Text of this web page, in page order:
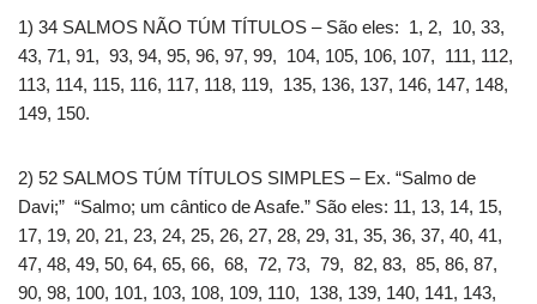
1) 34 SALMOS NÃO TÚM TÍTULOS – São eles: 1, 2, 10, 33,
43, 71, 91, 93, 94, 95, 96, 97, 99, 104, 105, 106, 107, 111, 112,
113, 114, 115, 116, 117, 118, 119, 135, 136, 137, 146, 147, 148,
149, 150.
2) 52 SALMOS TÚM TÍTULOS SIMPLES – Ex. “Salmo de
Davi;” “Salmo; um cântico de Asafe.” São eles: 11, 13, 14, 15,
17, 19, 20, 21, 23, 24, 25, 26, 27, 28, 29, 31, 35, 36, 37, 40, 41,
47, 48, 49, 50, 64, 65, 66, 68, 72, 73, 79, 82, 83, 85, 86, 87,
90, 98, 100, 101, 103, 108, 109, 110, 138, 139, 140, 141, 143,